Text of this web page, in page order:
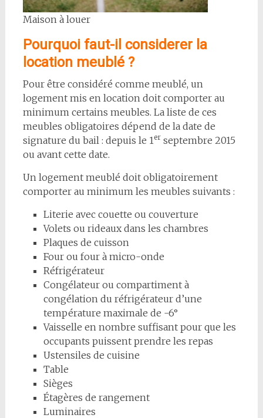
Maison à louer
Pourquoi faut-il considerer la
location meublé ?
Pour être considéré comme meublé, un
logement mis en location doit comporter au
minimum certains meubles. La liste de ces
meubles obligatoires dépend de la date de
signature du bail : depuis le 1 erseptembre 2015
ou avant cette date.
Un logement meublé doit obligatoirement
comporter au minimum les meubles suivants :
Literie avec couette ou couverture
Volets ou rideaux dans les chambres
Plaques de cuisson
Four ou four à micro-onde
Réfrigérateur
Congélateur ou compartiment à
congélation du réfrigérateur d’une
température maximale de -6°
Vaisselle en nombre suffisant pour que les
occupants puissent prendre les repas
Ustensiles de cuisine
Table
Sièges
Étagères de rangement
Luminaires